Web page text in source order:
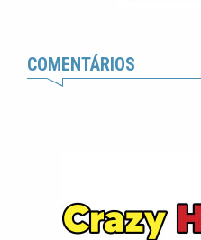
COMENTÁRIOS